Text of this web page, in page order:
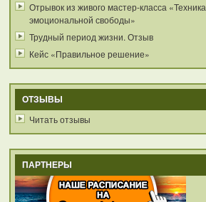
Отрывок из живого мастер-класса «Техника
эмоциональной свободы»
Трудный период жизни. Отзыв
Кейс «Правильное решение»
ОТЗЫВЫ
Читать отзывы
ПАРТНЕРЫ